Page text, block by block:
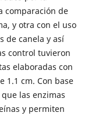
comparación de
y otra con el uso
de canela y así
control tuvieron
elaboradas con
1.1 cm. Con base
las enzimas
y permiten